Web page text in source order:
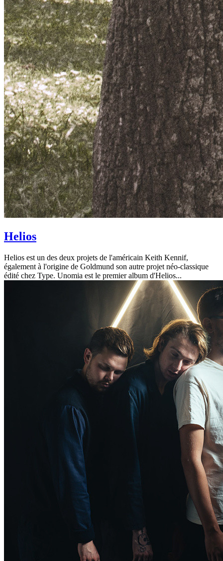
Helios
Helios est un des deux projets de l'américain Keith Kennif,
également à l'origine de Goldmund son autre projet néo-classique
édité chez Type. Unomia est le premier album d'Helios...